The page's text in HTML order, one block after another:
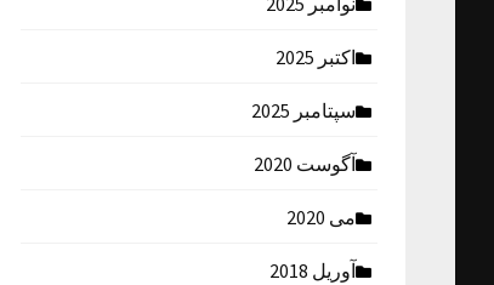
اکتبر 2025
سپتامبر 2025
آگوست 2020
می 2020
آوریل 2018